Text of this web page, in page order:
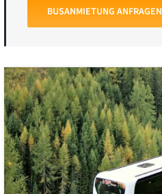
BUSANMIETUNG ANFRAGEN